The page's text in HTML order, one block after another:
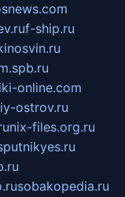
f-ship.ru
online.com
ostrov.ru
nix-files.org.ru
sobakopedia.ru